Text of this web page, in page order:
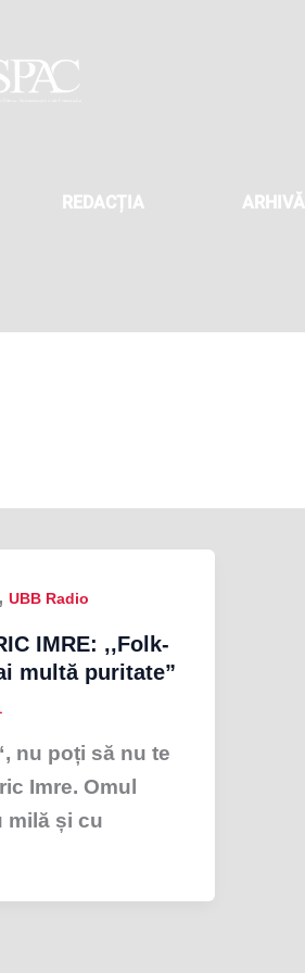
REDACȚIA ARHIVĂ
UBB Radio
IMRE: ,,Folk-
multă puritate”
nu poți să nu te
Imre. Omul
milă și cu